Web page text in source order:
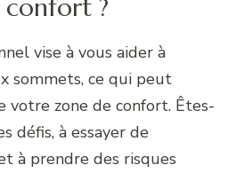
?
vise à vous aider à
sommets, ce qui peut
votre zone de confort. Êtes-
défis, à essayer de
à prendre des risques